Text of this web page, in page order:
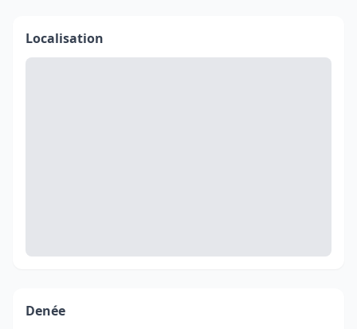
Localisation
Denée